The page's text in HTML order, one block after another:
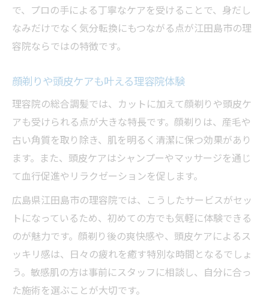
で、プロの手による丁寧なケアを受けることで、身だし
なみだけでなく気分転換にもつながる点が江田島市の理
容院ならではの特徴です。
顔剃りや頭皮ケアも叶える理容院体験
理容院の総合調髪では、カットに加えて顔剃りや頭皮ケ
アも受けられる点が大きな特長です。顔剃りは、産毛や
古い角質を取り除き、肌を明るく清潔に保つ効果があり
ます。また、頭皮ケアはシャンプーやマッサージを通じ
て血行促進やリラクゼーションを促します。
広島県江田島市の理容院では、こうしたサービスがセッ
トになっているため、初めての方でも気軽に体験できる
のが魅力です。顔剃り後の爽快感や、頭皮ケアによるス
ッキリ感は、日々の疲れを癒す特別な時間となるでしょ
う。敏感肌の方は事前にスタッフに相談し、自分に合っ
た施術を選ぶことが大切です。